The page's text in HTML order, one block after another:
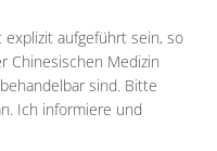
aufgeführt sein, so
Chinesischen Medizin
sind. Bitte
Ich informiere und